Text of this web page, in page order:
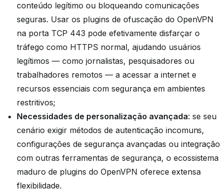
conteúdo legítimo ou bloqueando comunicações
seguras. Usar os plugins de ofuscação do OpenVPN
na porta TCP 443 pode efetivamente disfarçar o
tráfego como HTTPS normal, ajudando usuários
legítimos — como jornalistas, pesquisadores ou
trabalhadores remotos — a acessar a internet e
recursos essenciais com segurança em ambientes
restritivos;
Necessidades de personalização avançada: se seu
cenário exigir métodos de autenticação incomuns,
configurações de segurança avançadas ou integração
com outras ferramentas de segurança, o ecossistema
maduro de plugins do OpenVPN oferece extensa
flexibilidade.